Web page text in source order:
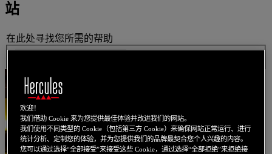
站
在此处寻找您所需的帮助
欢迎！
我们借助 Cookie 来为您提供最佳体验并改进我们的网站。
我们使用不同类型的 Cookie（包括第三方 Cookie）来确保网站正常运行、进行
统计分析、定制您的体验，并为您提供我们的品牌最契合您个人兴趣的内容。
您可以通过选择“全部接受”来接受这些 Cookie，通过选择“全部拒绝”来拒绝接